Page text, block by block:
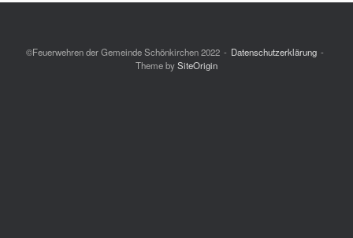
©Feuerwehren der Gemeinde Schönkirchen 2022
Datenschutzerklärung
Theme bySiteOrigin